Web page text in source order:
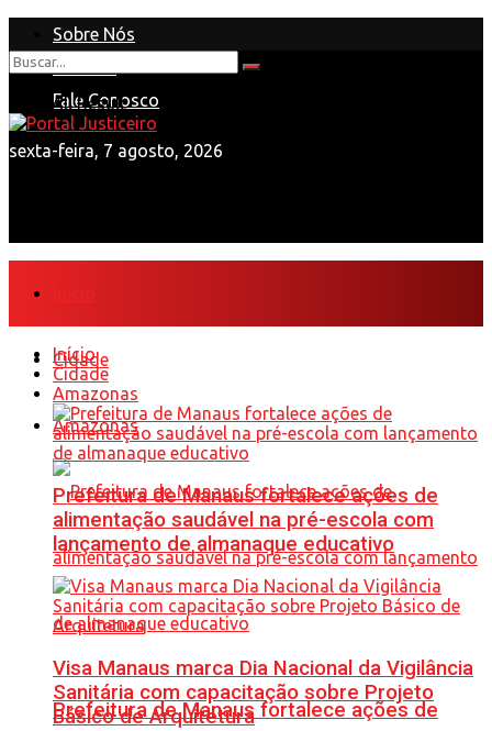
Sobre Nós
Anuncie
Fale Conosco
sexta-feira, 7 agosto, 2026
View All Result
Cidade
Amazonas
Prefeitura de Manaus fortalece ações de
Início
Cidade
Amazonas
Prefeitura de Manaus fortalece ações de
alimentação saudável na pré-escola com
lançamento de almanaque educativo
Visa Manaus marca Dia Nacional da Vigilância
Sanitária com capacitação sobre Projeto
Básico de Arquitetura